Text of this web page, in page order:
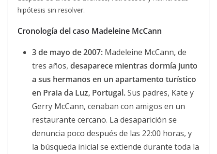
hipótesis sin resolver.
Cronología del caso Madeleine McCann
3 de mayo de 2007: Madeleine McCann, de
tres años, desaparece mientras dormía junto
a sus hermanos en un apartamento turístico
en Praia da Luz, Portugal.Sus padres, Kate y
Gerry McCann, cenaban con amigos en un
restaurante cercano. La desaparición se
denuncia poco después de las 22:00 horas, y
la búsqueda inicial se extiende durante toda la